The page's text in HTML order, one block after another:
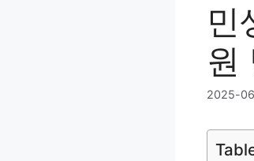
민
원
2025-